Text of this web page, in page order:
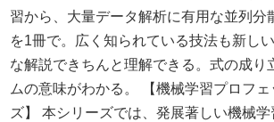
習から、大量データ解析に有用な並列分
を1冊で。広く知られている技法も新し
な解説できちんと理解できる。式の成り
ムの意味がわかる。 【機械学習プロフ
ズ】 本シリーズでは、発展著しい機械